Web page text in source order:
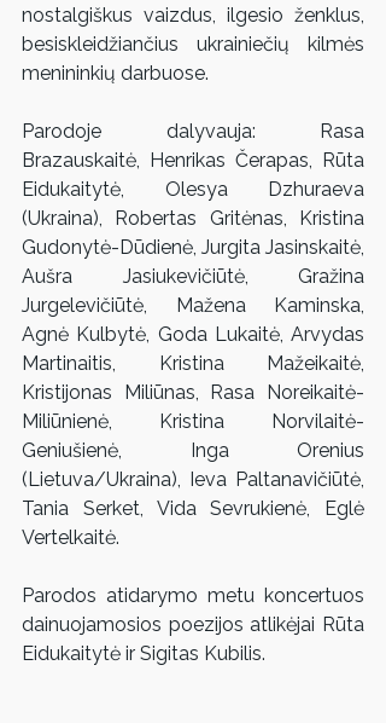
nostalgiškus vaizdus, ilgesio ženklus,
besiskleidžiančius ukrainiečių kilmės
menininkių darbuose.
Parodoje dalyvauja: Rasa
Brazauskaitė, Henrikas Čerapas, Rūta
Eidukaitytė, Olesya Dzhuraeva
(Ukraina), Robertas Gritėnas, Kristina
Gudonytė-Dūdienė, Jurgita Jasinskaitė,
Aušra Jasiukevičiūtė, Gražina
Jurgelevičiūtė, Mažena Kaminska,
Agnė Kulbytė, Goda Lukaitė, Arvydas
Martinaitis, Kristina Mažeikaitė,
Kristijonas Miliūnas, Rasa Noreikaitė-
Miliūnienė, Kristina Norvilaitė-
Geniušienė, Inga Orenius
(Lietuva/Ukraina), Ieva Paltanavičiūtė,
Tania Serket, Vida Sevrukienė, Eglė
Vertelkaitė.
Parodos atidarymo metu koncertuos
dainuojamosios poezijos atlikėjai Rūta
Eidukaitytė ir Sigitas Kubilis.